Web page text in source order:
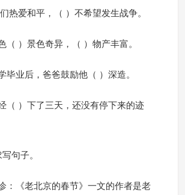
热爱和平，（ ）不希望发生战争。
）景色奇异，（ ）物产丰富。
毕业后，爸爸鼓励他（ ）深造。
（ ）下了三天，还没有停下来的迹
句子。
：《老北京的春节》一文的作者是老